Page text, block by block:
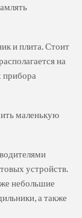
и плита. Стоит
на
прибора
маленькую
устройств.
небольшие
а также